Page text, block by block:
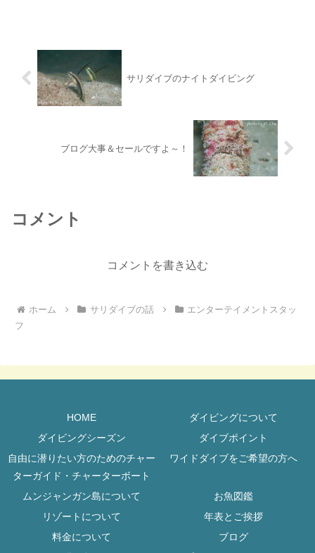
サリダイブのナイトダイビング
ブログ大事＆セールですよ～！
コメント
コメントを書き込む
ホーム サリダイブの話
エンターテイメントスタッ
フ
HOME
ダイビングについて
ダイビングシーズン
ダイブポイント
自由に潜りたい方のためのチャー
ターガイド・チャーターボート
ワイドダイブをご希望の方へ
ムンジャンガン島について
お魚図鑑
リゾートについて
年表とご挨拶
料金について
ブログ